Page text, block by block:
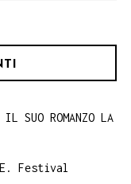
SUO ROMANZO LA
Festival